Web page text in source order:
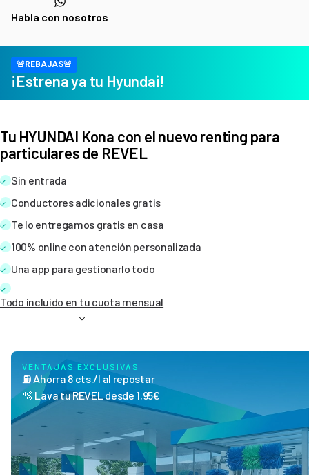
Habla con nosotros
🚨REBAJAS🚨
¡Estrena ya tu Hyundai!
Tu HYUNDAI Kona con el nuevo renting para
particulares de REVEL
Sin entrada
Conductores adicionales gratis
Te lo entregamos gratis en casa
100% online con atención personalizada
Una app para gestionarlo todo
Todo incluido en tu cuota mensual
VENTAJAS EXCLUSIVAS
⛽ Ahorra 8 cts./l al repostar
🫧 Lava tu REVEL desde 1,95€